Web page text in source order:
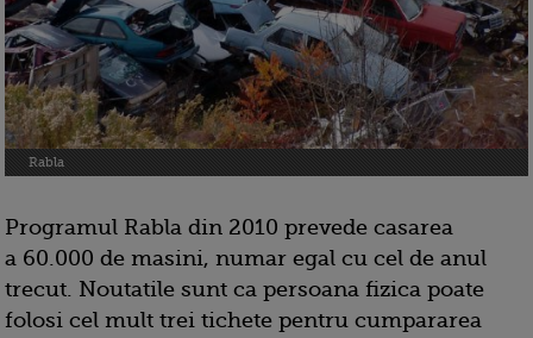
Rabla
Programul Rabla din 2010 prevede casarea
a 60.000 de masini, numar egal cu cel de anul
trecut. Noutatile sunt ca persoana fizica poate
folosi cel mult trei tichete pentru cumpararea